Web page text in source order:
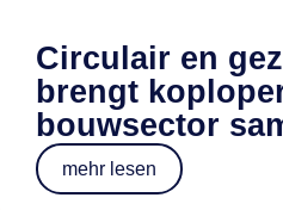
Circulair en
brengt
bouwsector
mehr lesen